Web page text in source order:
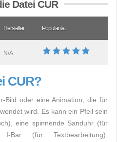
Datei CUR
Hersteller Popularität
N/A
CUR?
Bild oder eine Animation, die für
wird. Es kann ein Pfeil sein
eine spinnende Sanduhr (für
Bar (für Textbearbeitung).